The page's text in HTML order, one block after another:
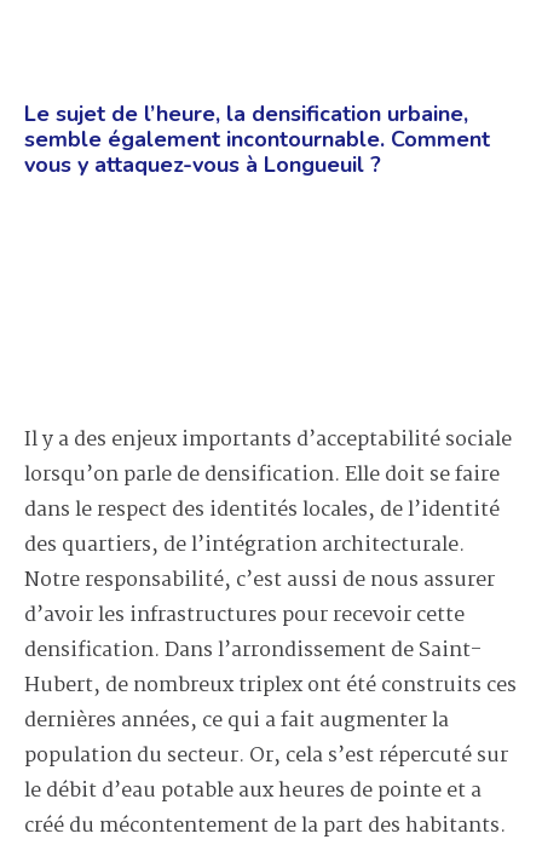
Le sujet de l’heure, la densification urbaine,
semble également incontournable. Comment
vous y attaquez-vous à Longueuil ?
Il y a des enjeux importants d’acceptabilité sociale
lorsqu’on parle de densification. Elle doit se faire
dans le respect des identités locales, de l’identité
des quartiers, de l’intégration architecturale.
Notre responsabilité, c’est aussi de nous assurer
d’avoir les infrastructures pour recevoir cette
densification. Dans l’arrondissement de Saint-
Hubert, de nombreux triplex ont été construits ces
dernières années, ce qui a fait augmenter la
population du secteur. Or, cela s’est répercuté sur
le débit d’eau potable aux heures de pointe et a
créé du mécontentement de la part des habitants.